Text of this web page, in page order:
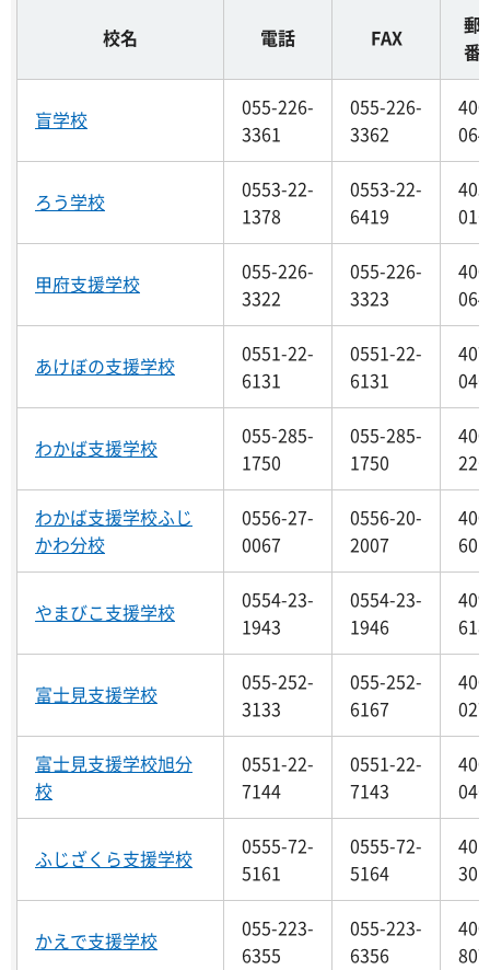
校名 電話 FAX
郵
番
盲学校
055-226-
3361
055-226-
3362
064
ろう学校
0553-22-
1378
0553-22-
6419
016
甲府支援学校
055-226-
3322
055-226-
3323
064
あけぼの支援学校
0551-22-
6131
0551-22-
6131
046
わかば支援学校
055-285-
1750
055-285-
1750
226
わかば支援学校ふじ
かわ分校
0556-27-
0067
0556-20-
2007
601
やまびこ支援学校
0554-23-
1943
0554-23-
1946
618
富士見支援学校
055-252-
3133
055-252-
6167
027
富士見支援学校旭分
校
0551-22-
7144
0551-22-
7143
046
ふじざくら支援学校
0555-72-
5161
0555-72-
5164
301
かえで支援学校
055-223-
6355
055-223-
6356
807